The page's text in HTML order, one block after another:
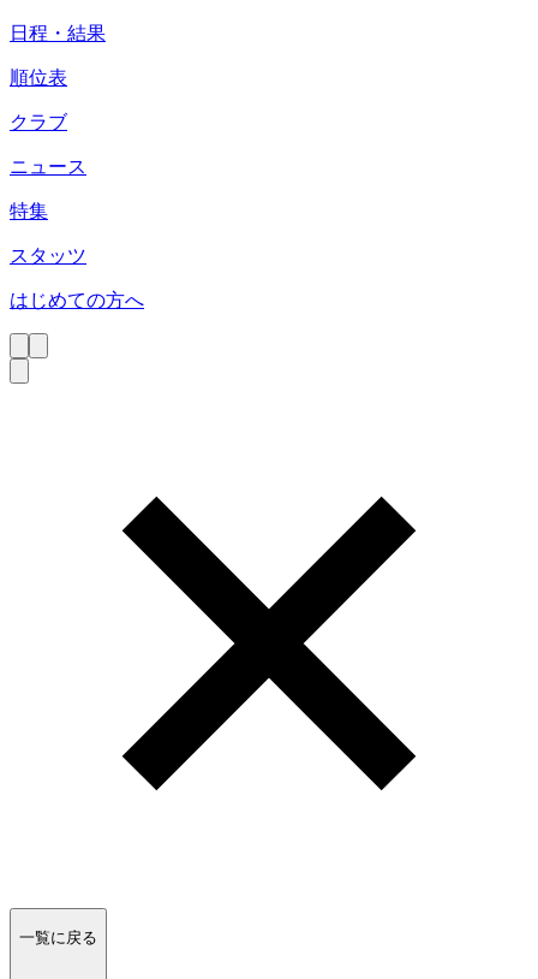
日程・結果
順位表
クラブ
ニュース
特集
スタッツ
はじめての方へ
一覧に戻る